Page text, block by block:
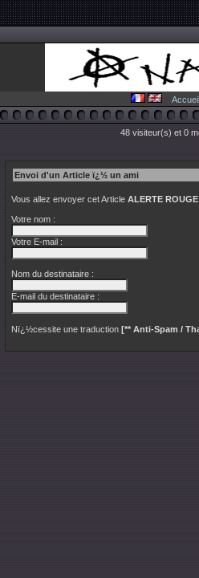
Accueil
48 visiteur(s) et 0
Envoi d'un Article ï¿½ un ami
Vous allez envoyer cet Article ALERTE
Votre nom :
Votre E-mail :
Nom du destinataire :
E-mail du destinataire :
Nï¿½cessite une traduction [** Anti-Spam /